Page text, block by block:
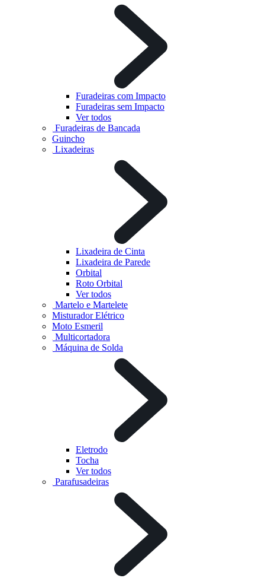
Furadeiras com Impacto
Furadeiras sem Impacto
Ver todos
Furadeiras de Bancada
Guincho
Lixadeiras
Lixadeira de Cinta
Lixadeira de Parede
Orbital
Roto Orbital
Ver todos
Martelo e Martelete
Misturador Elétrico
Moto Esmeril
Multicortadora
Máquina de Solda
Eletrodo
Tocha
Ver todos
Parafusadeiras